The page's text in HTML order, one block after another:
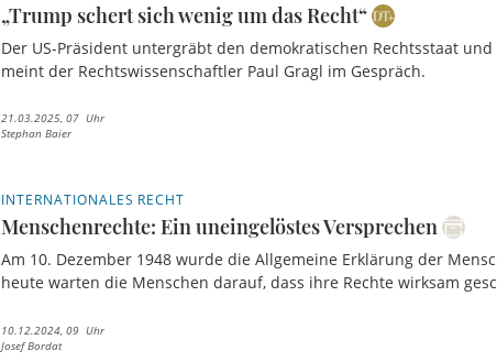
„Trump schert sich wenig um das Recht“
Der US-Präsident untergräbt den demokratischen Rechtsstaat
meint der Rechtswissenschaftler Paul Gragl im Gespräch.
21.03.2025, 07 Uhr
Stephan Baier
INTERNATIONALES RECHT
Menschenrechte: Ein uneingelöstes Versprechen
Am 10. Dezember 1948 wurde die Allgemeine Erklärung der
heute warten die Menschen darauf, dass ihre Rechte wirksam
10.12.2024, 09 Uhr
Josef Bordat